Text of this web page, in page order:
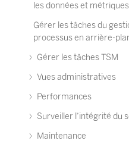
les données et métriques
Gérer les tâches du
processus en arrière-
Gérer les tâches TSM
Vues administratives
Performances
Surveiller l’intégrité du
Maintenance